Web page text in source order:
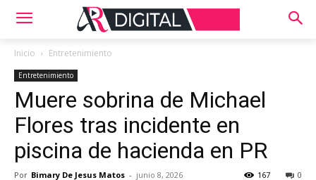
Inicio Entretenimiento
Entretenimiento
Muere sobrina de Michael
Flores tras incidente en
piscina de hacienda en PR
Por Bimary De Jesus Matos - junio 8, 2026 0
167